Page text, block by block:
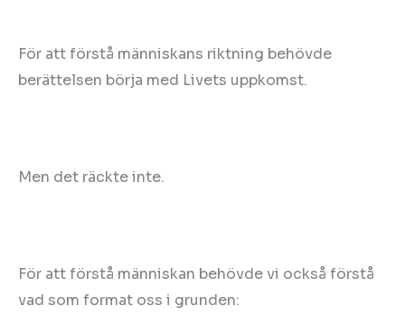
För att förstå människans riktning behövde
berättelsen börja med Livets uppkomst.
Men det räckte inte.
För att förstå människan behövde vi också förstå
vad som format oss i grunden: